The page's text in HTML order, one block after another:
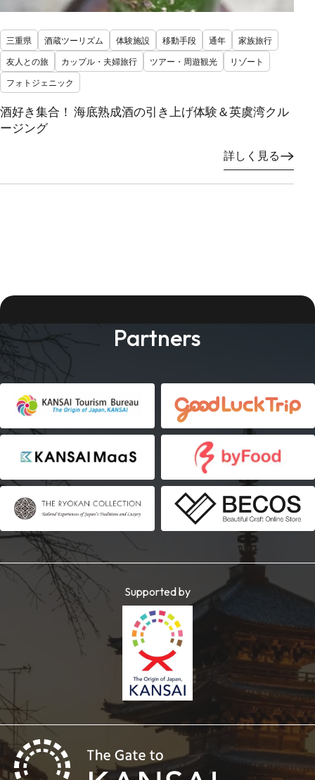
三重県 酒蔵ツーリズム 体験施設 移動手段 通年
家族旅行
友人との旅
カップル・夫婦旅行 ツアー・周遊観光
リゾート
フォトジェニック
酒好き集合！ 海底熟成酒の引き上げ体験＆英虞湾クル
ージング
詳しく見る
Partners
Supported by